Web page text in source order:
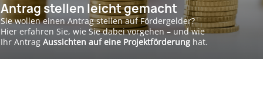
Antrag stellen leicht gemacht
Sie wollen einen Antrag stellen auf Fördergelder?
Hier erfahren Sie, wie Sie dabei vorgehen – und wie
Ihr Antrag Aussichten auf eine Projektförderung hat.